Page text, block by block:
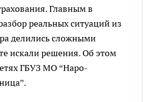
Главным в
реальных ситуаций из
делились сложными
искали решения. Об этом
ГБУЗ МО “Наро-